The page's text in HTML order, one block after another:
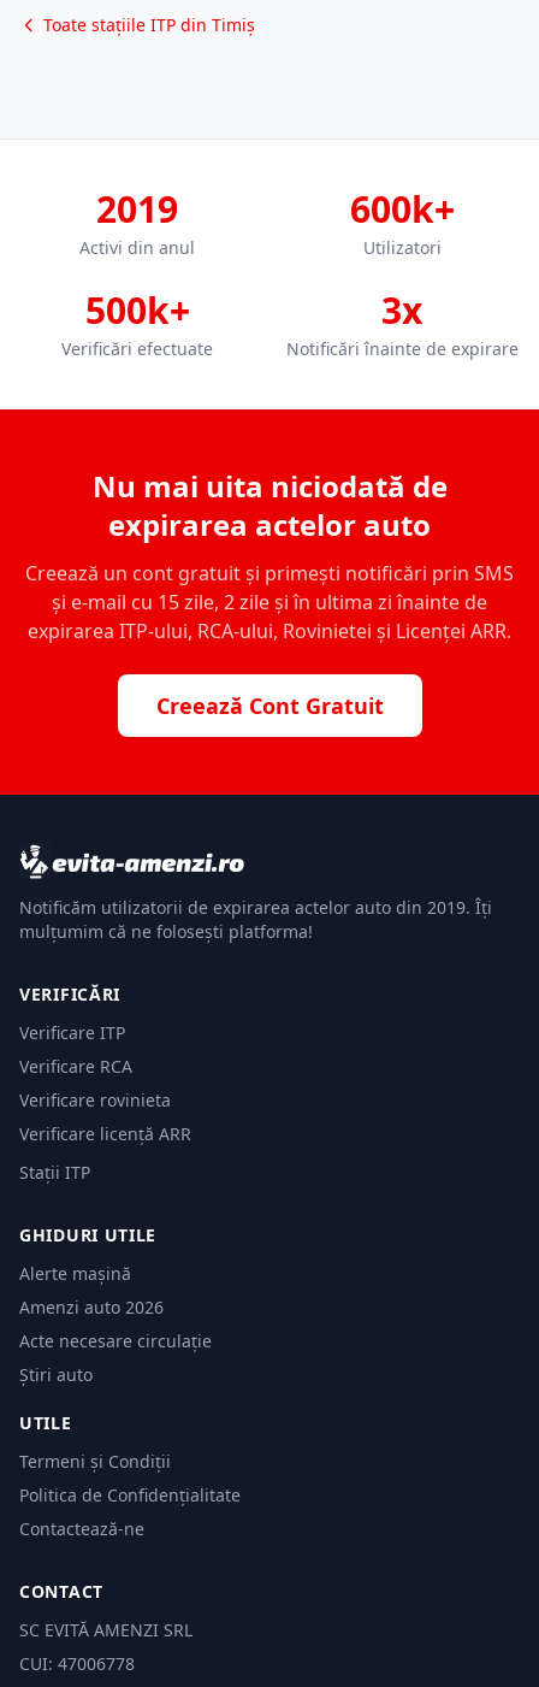
Toate stațiile ITP din Timiș
2019
Activi din anul
600k+
Utilizatori
500k+
Verificări efectuate
3x
Notificări înainte de expirare
Nu mai uita niciodată de
expirarea actelor auto
Creează un cont gratuit și primești notificări prin SMS
și e-mail cu 15 zile, 2 zile și în ultima zi înainte de
expirarea ITP-ului, RCA-ului, Rovinietei și Licenței ARR.
Creează Cont Gratuit
Notificăm utilizatorii de expirarea actelor auto din 2019. Îți
mulțumim că ne folosești platforma!
VERIFICĂRI
Verificare ITP
Verificare RCA
Verificare rovinieta
Verificare licență ARR
Stații ITP
GHIDURI UTILE
Alerte mașină
Amenzi auto 2026
Acte necesare circulație
Știri auto
UTILE
Termeni și Condiții
Politica de Confidențialitate
Contactează-ne
CONTACT
SC EVITĂ AMENZI SRL
CUI: 47006778